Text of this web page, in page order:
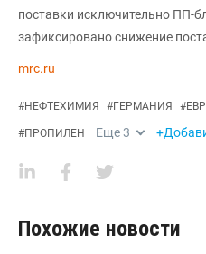
поставки исключительно ПП-
зафиксировано снижение
mrc.ru
#НЕФТЕХИМИЯ #ГЕРМАНИЯ #
#ПРОПИЛЕН Еще3
Похожие новости